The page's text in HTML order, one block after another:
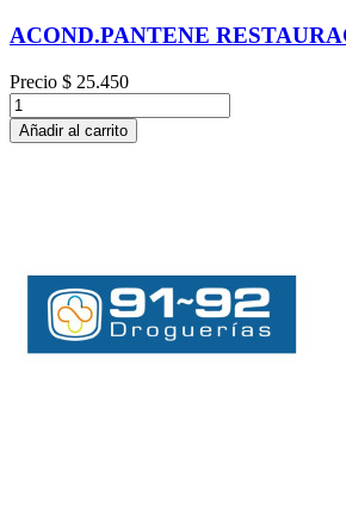
ACOND.PANTENE
Precio $ 25.450
Añadir al carrito